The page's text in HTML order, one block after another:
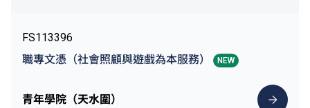
FS113396
職專文憑（社會照顧與遊戲為本服務）
NEW
青年學院（天水圍）